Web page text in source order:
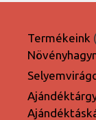
Termékeink